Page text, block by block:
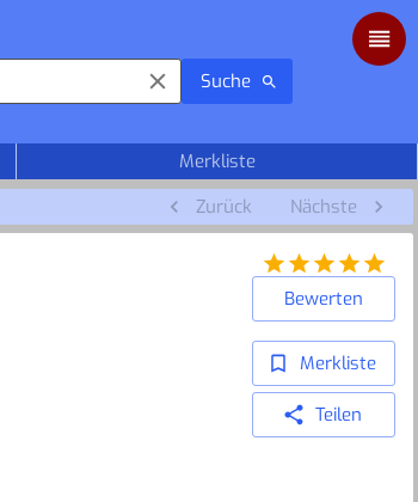
Suche
Merkliste
Zurück Nächste
Bewerten
Merkliste
Teilen